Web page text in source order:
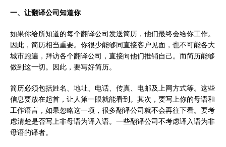
一、让翻译公司知道你
如果你给所知道的每个翻译公司发送简历，他们最终会给你工作。
因此，简历相当重要。你很少能够同直接客户见面，也不可能各大
城市跑遍，拜访各个翻译公司，直接向他们推销自己。而简历能够
做到这一切。因此，要写好简历。
简历必须包括姓名、地址、电话、传真、电邮及上网方式等。这些
信息要放在起首，让人第一眼就能看到。其次，要写上你的母语和
工作语言，如果忽略这一项，很多翻译公司就不会再往下看。要考
虑清楚是否写上非母语为译入语。一些翻译公司不考虑译入语为非
母语的译者。